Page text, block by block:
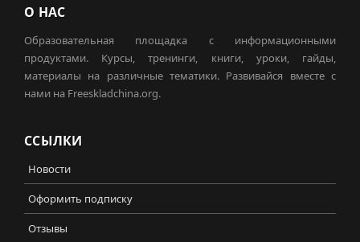
О НАС
Образовательная площадка с информационными
продуктами. Курсы, тренинги, книги, уроки, гайды,
материалы на различные тематики. Развивайся вместе с
нами на Freeskladchina.org.
ССЫЛКИ
Новости
Оформить подписку
Отзывы